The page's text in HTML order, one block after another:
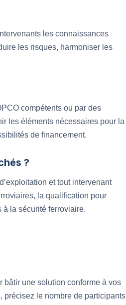
les connaissances
les risques, harmoniser les
compétents ou par des
les éléments nécessaires pour la
de financement.
?
et tout intervenant
la qualification pour
la sécurité ferroviaire.
bâtir une solution conforme à vos
précisez le nombre de participants